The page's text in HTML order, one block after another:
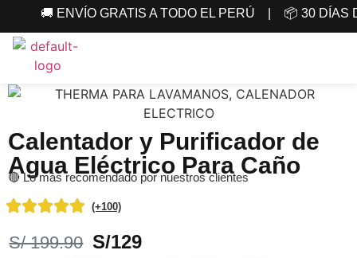
🚚 ENVÍO GRATIS A TODO EL PERÚ | 📦 30 DÍAS
Calentador y Purificador de
Agua Eléctrico Para Caño
🔴 Lo más recomendado por nuestros clientes
(+100)
S/ 199.90 S/129